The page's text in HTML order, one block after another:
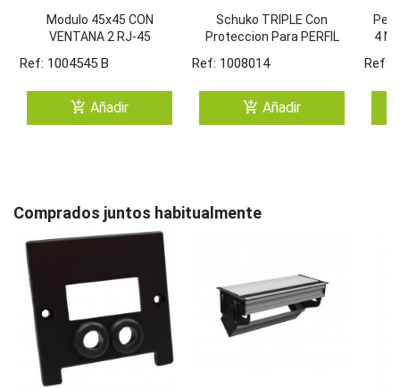
Modulo 45x45 CON
VENTANA 2 RJ-45
(Blanco /4)
Ref: 1004545 B
add_shopping_cart Añadir
Schuko TRIPLE Con
Proteccion Para PERFIL
Ref: 1008014
add_shopping_cart Añadir
4
Ref:
Comprados juntos habitualmente